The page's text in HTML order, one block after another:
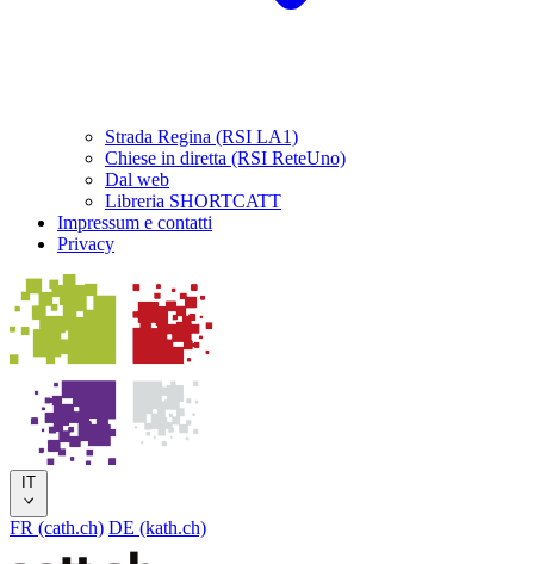
Strada Regina (RSI LA1)
Chiese in diretta (RSI ReteUno)
Dal web
Libreria SHORTCATT
Impressum e contatti
Privacy
IT
FR (cath.ch) DE (kath.ch)